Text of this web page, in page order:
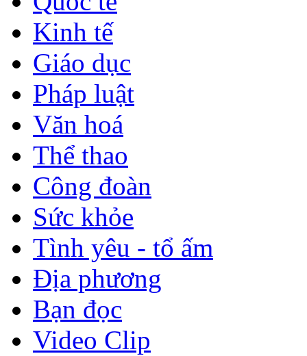
Kinh tế
Giáo dục
Pháp luật
Văn hoá
Thể thao
Công đoàn
Sức khỏe
Tình yêu - tổ ấm
Địa phương
Bạn đọc
Video Clip